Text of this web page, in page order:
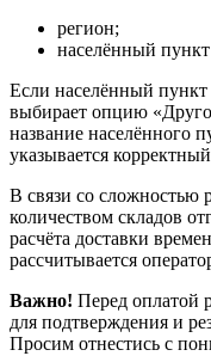
регион;
населённый
Если населённый пункт
выбирает опцию
название населённого
указывается
В связи со сложностью
количеством складов
расчёта доставки
рассчитывается
Важно! Перед оплатой
для подтверждения и
Просим отнестись с